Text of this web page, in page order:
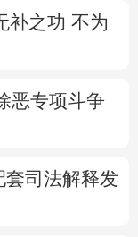
补之功 不为
恶专项斗争
司法解释发